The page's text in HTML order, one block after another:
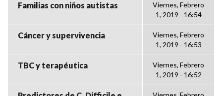
Familias con niños autistas
Viernes, Febrero
1, 2019 - 16:54
Cáncer y supervivencia
Viernes, Febrero
1, 2019 - 16:53
TBC y terapéutica
Viernes, Febrero
1, 2019 - 16:52